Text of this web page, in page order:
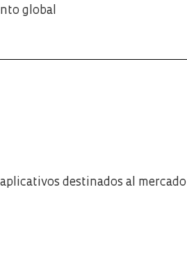
global
destinados al mercado